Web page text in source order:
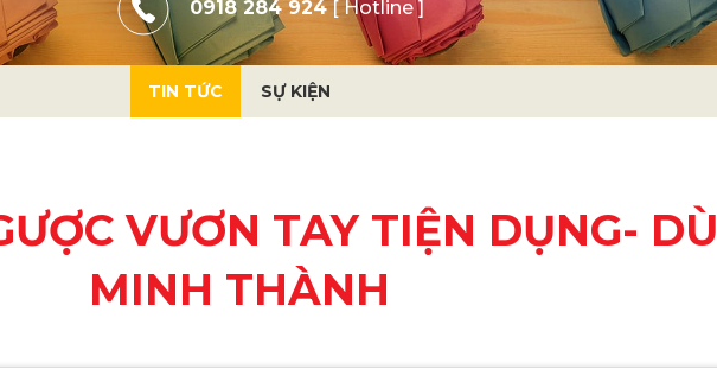
0918 284 924 [ Hotline ]
TIN TỨC SỰ KIỆN
VƯƠN TAY TIỆN DỤNG- DÙ
MINH THÀNH